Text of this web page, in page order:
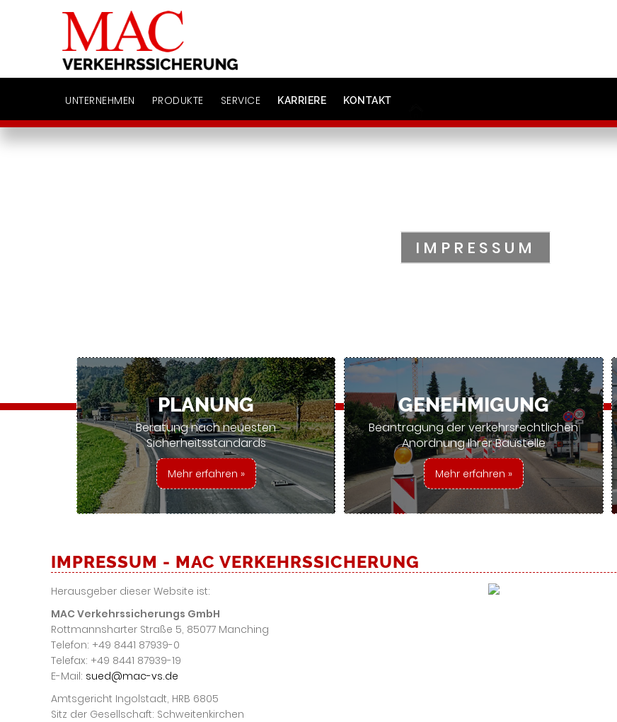
UNTERNEHMEN PRODUKTE SERVICE KARRIERE KONTAKT
IMPRESSUM
PLANUNG
Beratung nach neuesten
Sicherheitsstandards
Mehr erfahren »
GENEHMIGUNG
Beantragung der verkehrsrechtlichen
Anordnung Ihrer Baustelle
Mehr erfahren »
IMPRESSUM - MAC VERKEHRSSICHERUNG
Herausgeber dieser Website ist:
MAC Verkehrssicherungs GmbH
Rottmannsharter Straße 5, 85077 Manching
Telefon: +49 8441 87939-0
Telefax: +49 8441 87939-19
E-Mail: sued@mac-vs.de
Amtsgericht Ingolstadt, HRB 6805
Sitz der Gesellschaft: Schweitenkirchen